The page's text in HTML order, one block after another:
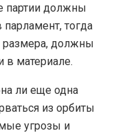
партии должны
парламент, тогда
размера, должны
в материале.
ли еще одна
из орбиты
угрозы и